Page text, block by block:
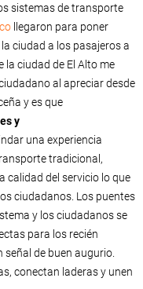
sistemas de transporte
llegaron para poner
ciudad a los pasajeros a
la ciudad de El Alto me
al apreciar desde
y es que
y
una experiencia
tradicional,
calidad del servicio lo que
ciudadanos. Los puentes
y los ciudadanos se
para los recién
señal de buen augurio.
conectan laderas y unen